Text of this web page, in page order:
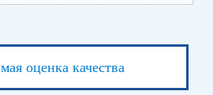
оценка качества